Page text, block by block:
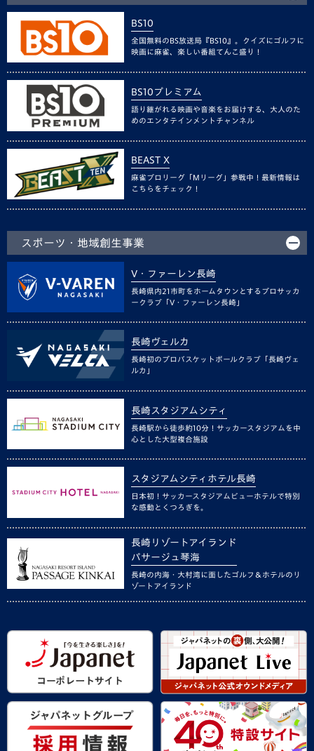
BS10
全国無料のBS放送局『BS10』。クイズにゴルフに
映画に麻雀、楽しい番組てんこ盛り！
BS10プレミアム
語り継がれる映画や音楽をお届けする、大人のた
めのエンタテインメントチャンネル
BEAST X
麻雀プロリーグ「Mリーグ」参戦中！最新情報は
こちらをチェック！
スポーツ・地域創生事業
V・ファーレン長崎
長崎県内21市町をホームタウンとするプロサッカ
ークラブ「V・ファーレン長崎」
長崎ヴェルカ
長崎初のプロバスケットボールクラブ「長崎ヴェ
ルカ」
長崎スタジアムシティ
長崎駅から徒歩約10分！サッカースタジアムを中
心とした大型複合施設
スタジアムシティホテル長崎
日本初！サッカースタジアムビューホテルで特別
な感動とくつろぎを。
長崎リゾートアイランド
パサージュ琴海
長崎の内海・大村湾に面したゴルフ＆ホテルのリ
ゾートアイランド